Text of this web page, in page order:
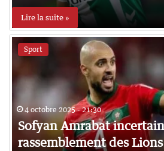
Lire la suite »
Sport
4 octobre 2025 - 21:30
Sofyan Amrabat
rassemblement des Lions